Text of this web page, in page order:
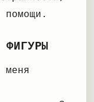
помощи.
ФИГУРЫ